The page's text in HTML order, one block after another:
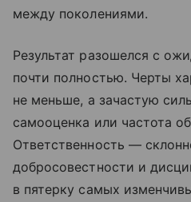
между поколениями.
Результат разошелся с
почти полностью. Черты
не меньше, а зачастую
самооценка или частота
Ответственность —
добросовестности и
в пятерку самых